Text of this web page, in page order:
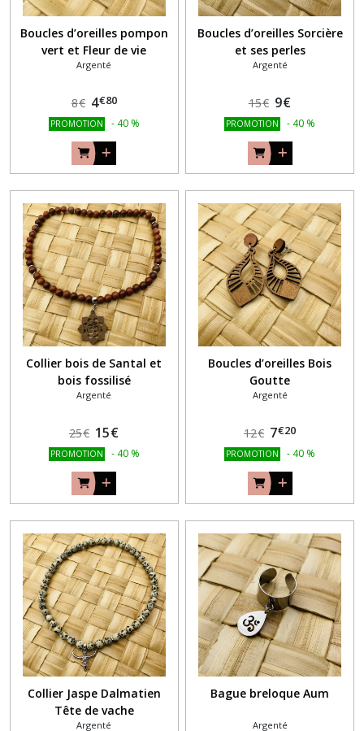
Boucles d’oreilles pompon
vert et Fleur de vie
Argenté
8€ 4€80
PROMOTION - 40 %
Boucles d’oreilles Sorcière
et ses perles
Argenté
15€ 9€
PROMOTION - 40 %
Collier bois de Santal et
bois fossilisé
Argenté
25€ 15€
PROMOTION - 40 %
Boucles d’oreilles Bois
Goutte
Argenté
12€ 7€20
PROMOTION - 40 %
Collier Jaspe Dalmatien
Tête de vache
Argenté
Bague breloque Aum
Argenté